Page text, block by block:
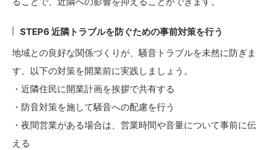
STEP6 近隣トラブルを防ぐための事前対策を行う
地域との良好な関係づくりが、騒音トラブルを未然に防ぎま
す。以下の対策を開業前に実践しましょう。
・近隣住民に開業計画を挨拶で共有する
・防音対策を施して騒音への配慮を行う
・夜間営業がある場合は、営業時間や音量について事前に伝
える